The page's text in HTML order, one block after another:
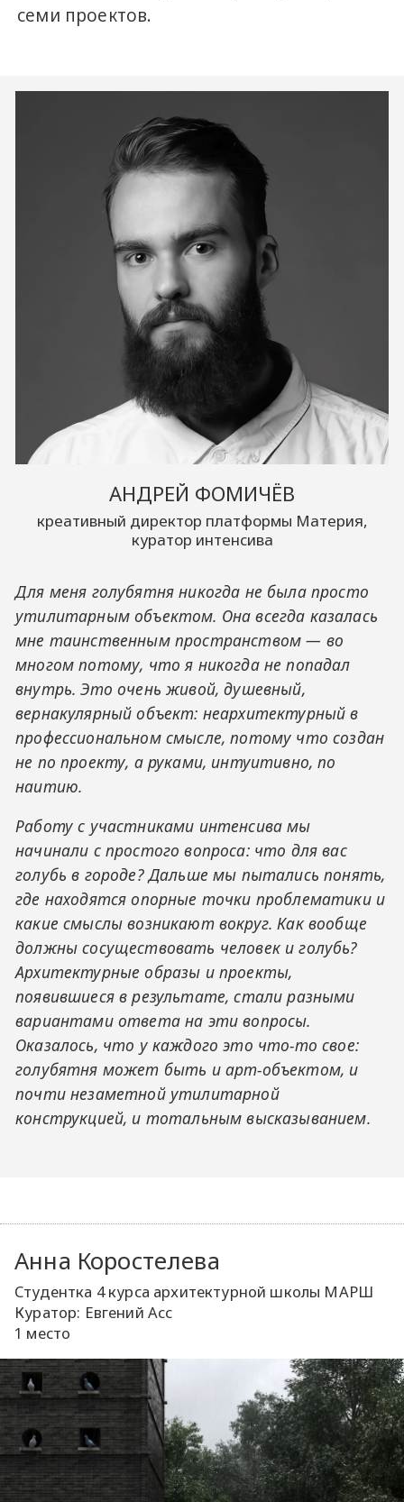
семи проектов.
АНДРЕЙ ФОМИЧЁВ
креативный директор платформы Материя,
куратор интенсива
Для меня голубятня никогда не была просто
утилитарным объектом. Она всегда казалась
мне таинственным пространством — во
многом потому, что я никогда не попадал
внутрь. Это очень живой, душевный,
вернакулярный объект: неархитектурный в
профессиональном смысле, потому что создан
не по проекту, а руками, интуитивно, по
наитию.
Работу с участниками интенсива мы
начинали с простого вопроса: что для вас
голубь в городе? Дальше мы пытались понять,
где находятся опорные точки проблематики и
какие смыслы возникают вокруг. Как вообще
должны сосуществовать человек и голубь?
Архитектурные образы и проекты,
появившиеся в результате, стали разными
вариантами ответа на эти вопросы.
Оказалось, что у каждого это что-то свое:
голубятня может быть и арт-объектом, и
почти незаметной утилитарной
конструкцией, и тотальным высказыванием.
Анна Коростелева
Студентка 4 курса архитектурной школы МАРШ
Куратор: Евгений Асс
1 место